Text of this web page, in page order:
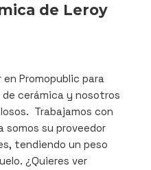
de Leroy
Promopublic para
cerámica y nosotros
Trabajamos con
somos su proveedor
tendiendo un peso
¿Quieres ver